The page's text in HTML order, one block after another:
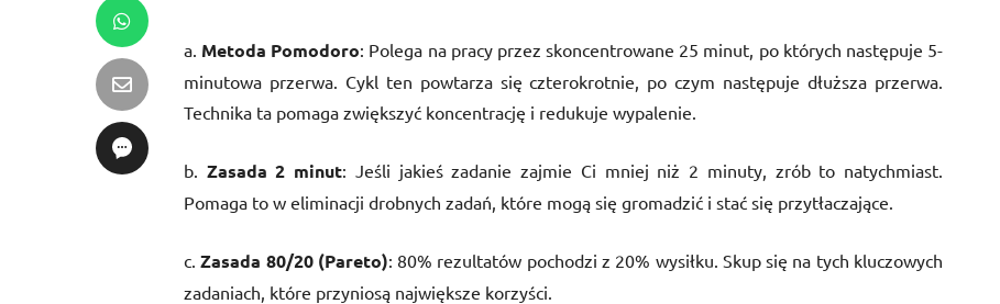
a. Metoda Pomodoro: Polega na pracy przez skoncentrowane 25 minut, po których następuje 5-
minutowa przerwa. Cykl ten powtarza się czterokrotnie, po czym następuje dłuższa przerwa.
Technika ta pomaga zwiększyć koncentrację i redukuje wypalenie.
b. Zasada 2 minut: Jeśli jakieś zadanie zajmie Ci mniej niż 2 minuty, zrób to natychmiast.
Pomaga to w eliminacji drobnych zadań, które mogą się gromadzić i stać się przytłaczające.
c.Zasada 80/20 (Pareto): 80% rezultatów pochodzi z 20% wysiłku. Skup się na tych kluczowych
zadaniach, które przyniosą największe korzyści.